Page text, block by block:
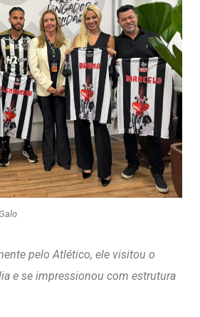
pelo Atlético, ele visitou o
e se impressionou com estrutura